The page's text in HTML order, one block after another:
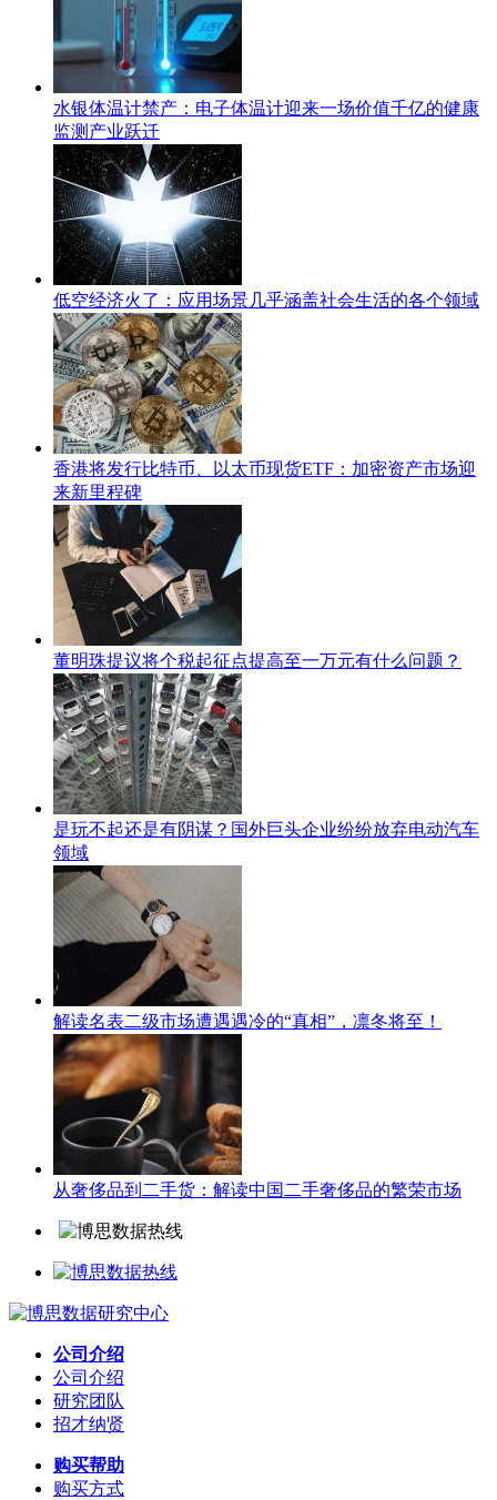
水银体温计禁产：电子体温计迎来一场价值千亿的健康
监测产业跃迁
低空经济火了：应用场景几乎涵盖社会生活的各个领域
香港将发行比特币、以太币现货ETF：加密资产市场迎
来新里程碑
董明珠提议将个税起征点提高至一万元有什么问题？
是玩不起还是有阴谋？国外巨头企业纷纷放弃电动汽车
领域
解读名表二级市场遭遇遇冷的“真相”，凛冬将至！
从奢侈品到二手货：解读中国二手奢侈品的繁荣市场
公司介绍
公司介绍
研究团队
招才纳贤
购买帮助
购买方式